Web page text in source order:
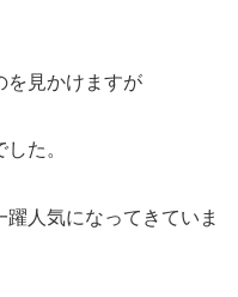
を見かけますが
た。
躍人気になってきていま